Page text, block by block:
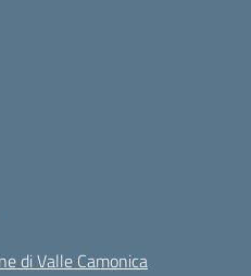
di Valle Camonica